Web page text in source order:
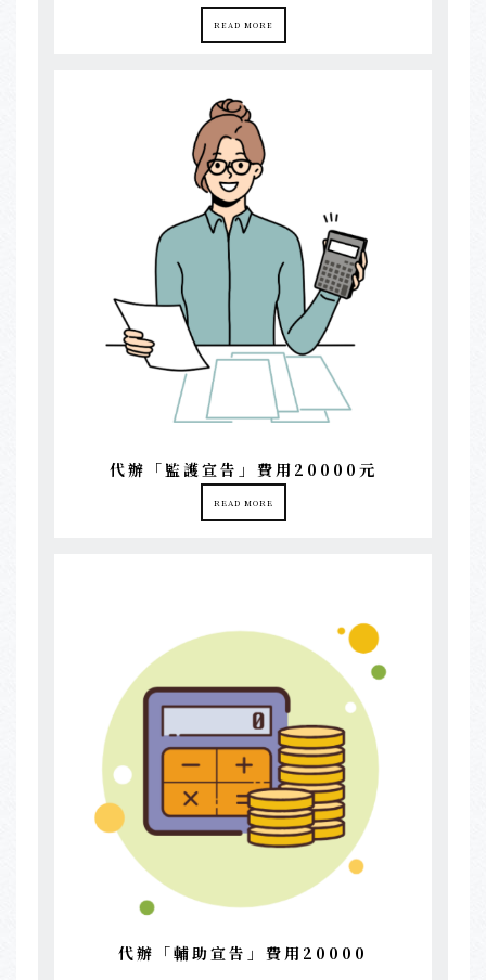
READ MORE
代辦「監護宣告」費用20000元
READ MORE
代辦「輔助宣告」費用20000